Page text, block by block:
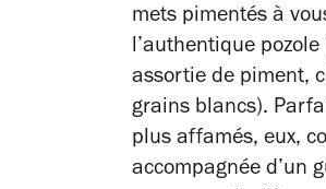
mets pimentés à
l’authentique
assortie de piment,
grains blancs).
plus affamés, eux,
accompagnée d’un